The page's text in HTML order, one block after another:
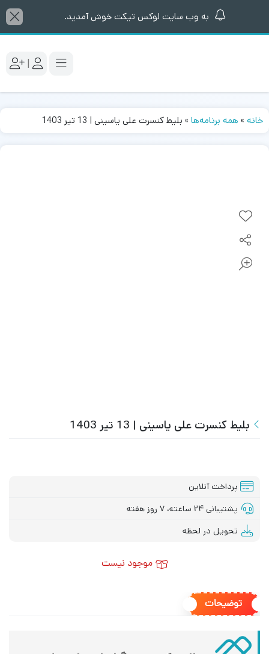
به وب سایت لوکس تیکت خوش آمدید.
|
خانه » همه برنامه‌ها » بلیط کنسرت علی یاسینی | 13 تیر 1403
بلیط کنسرت علی یاسینی | 13 تیر 1403
پرداخت آنلاین
پشتیبانی ۲۴ ساعته، ۷ روز هفته
تحویل در لحظه
موجود نیست
توضیحات